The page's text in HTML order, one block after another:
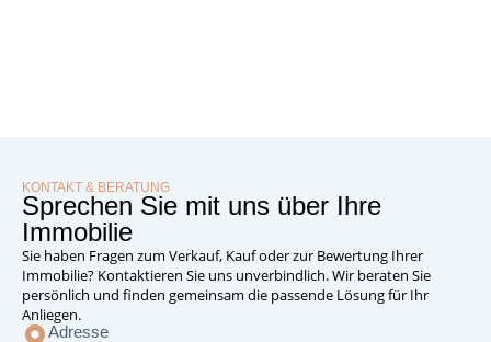
KONTAKT & BERATUNG
Sprechen Sie mit uns über Ihre
Immobilie
Sie haben Fragen zum Verkauf, Kauf oder zur Bewertung Ihrer
Immobilie? Kontaktieren Sie uns unverbindlich. Wir beraten Sie
persönlich und finden gemeinsam die passende Lösung für Ihr
Anliegen.
Adresse